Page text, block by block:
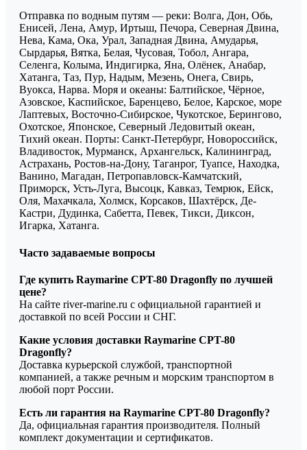
Отправка по водным путям — реки: Волга, Дон, Обь,
Енисей, Лена, Амур, Иртыш, Печора, Северная Двина,
Нева, Кама, Ока, Урал, Западная Двина, Амударья,
Сырдарья, Вятка, Белая, Чусовая, Тобол, Ангара,
Селенга, Колыма, Индигирка, Яна, Олёнек, Анабар,
Хатанга, Таз, Пур, Надым, Мезень, Онега, Свирь,
Вуокса, Нарва. Моря и океаны: Балтийское, Чёрное,
Азовское, Каспийское, Баренцево, Белое, Карское, море
Лаптевых, Восточно-Сибирское, Чукотское, Берингово,
Охотское, Японское, Северный Ледовитый океан,
Тихий океан. Порты: Санкт-Петербург, Новороссийск,
Владивосток, Мурманск, Архангельск, Калининград,
Астрахань, Ростов-на-Дону, Таганрог, Туапсе, Находка,
Ванино, Магадан, Петропавловск-Камчатский,
Приморск, Усть-Луга, Высоцк, Кавказ, Темрюк, Ейск,
Оля, Махачкала, Холмск, Корсаков, Шахтёрск, Де-
Кастри, Дудинка, Сабетта, Певек, Тикси, Диксон,
Игарка, Хатанга.
Часто задаваемые вопросы
Где купить Raymarine CPT-80 Dragonfly по лучшей
цене?
На сайте river-marine.ru с официальной гарантией и
доставкой по всей России и СНГ.
Какие условия доставки Raymarine CPT-80
Dragonfly?
Доставка курьерской службой, транспортной
компанией, а также речным и морским транспортом в
любой порт России.
Есть ли гарантия на Raymarine CPT-80 Dragonfly?
Да, официальная гарантия производителя. Полный
комплект документации и сертификатов.